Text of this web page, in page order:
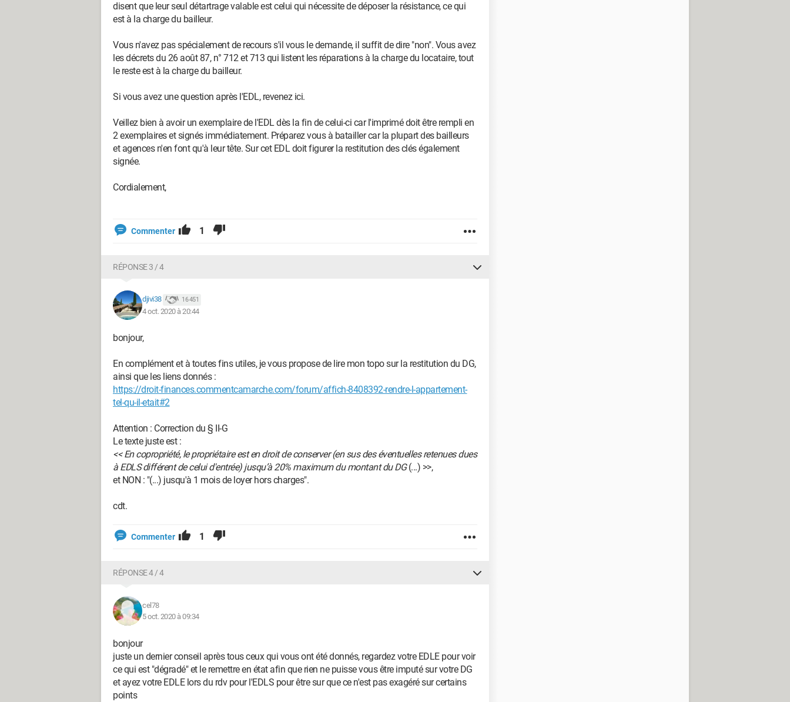
disent que leur seul détartrage valable est celui qui nécessite de déposer la résistance, ce qui
est à la charge du bailleur.
Vous n'avez pas spécialement de recours s'il vous le demande, il suffit de dire "non". Vous avez
les décrets du 26 août 87, n° 712 et 713 qui listent les réparations à la charge du locataire, tout
le reste est à la charge du bailleur.
Si vous avez une question après l'EDL, revenez ici.
Veillez bien à avoir un exemplaire de l'EDL dès la fin de celui-ci car l'imprimé doit être rempli en
2 exemplaires et signés immédiatement. Préparez vous à batailler car la plupart des bailleurs
et agences n'en font qu'à leur tête. Sur cet EDL doit figurer la restitution des clés également
signée.
Cordialement,
Commenter 1
RÉPONSE 3 / 4
djivi38 16 451
4 oct. 2020 à 20:44
bonjour,
En complément et à toutes fins utiles, je vous propose de lire mon topo sur la restitution du DG,
ainsi que les liens donnés :
https://droit-finances.commentcamarche.com/forum/affich-8408392-rendre-l-appartement-
tel-qu-il-etait#2
Attention : Correction du § II-G
Le texte juste est :
<< En copropriété, le propriétaire est en droit de conserver (en sus des éventuelles retenues dues
à EDLS différent de celui d'entrée) jusqu’à 20% maximum du montant du DG(...) >>,
et NON : "(...) jusqu'à 1 mois de loyer hors charges".
cdt.
Commenter 1
RÉPONSE 4 / 4
cel78
5 oct. 2020 à 09:34
bonjour
juste un dernier conseil après tous ceux qui vous ont été donnés, regardez votre EDLE pour voir
ce qui est "dégradé" et le remettre en état afin que rien ne puisse vous être imputé sur votre DG
et ayez votre EDLE lors du rdv pour l'EDLS pour être sur que ce n'est pas exagéré sur certains
points